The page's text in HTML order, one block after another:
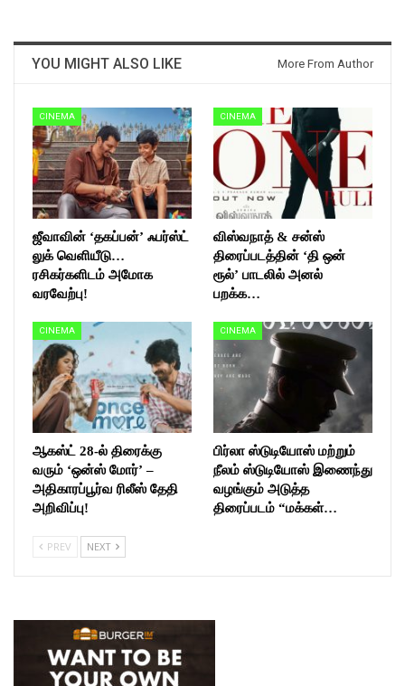
YOU MIGHT ALSO LIKE More From Author
CINEMA
ஜீவாவின் ‘தகப்பன்’ ஃபர்ஸ்ட்
லுக் வெளியீடு…
ரசிகர்களிடம் அமோக
வரவேற்பு!
CINEMA
விஸ்வநாத் & சன்ஸ்
திரைப்படத்தின் ‘தி ஒன்
ரூல்’ பாடலில் அனல்
பறக்க…
CINEMA
ஆகஸ்ட் 28-ல் திரைக்கு
வரும் ‘ஒன்ஸ் மோர்’ –
அதிகாரப்பூர்வ ரிலீஸ் தேதி
அறிவிப்பு!
CINEMA
பிர்லா ஸ்டுடியோஸ் மற்றும்
நீலம் ஸ்டுடியோஸ் இணைந்து
வழங்கும் அடுத்த
திரைப்படம் “மக்கள்…
PREV NEXT